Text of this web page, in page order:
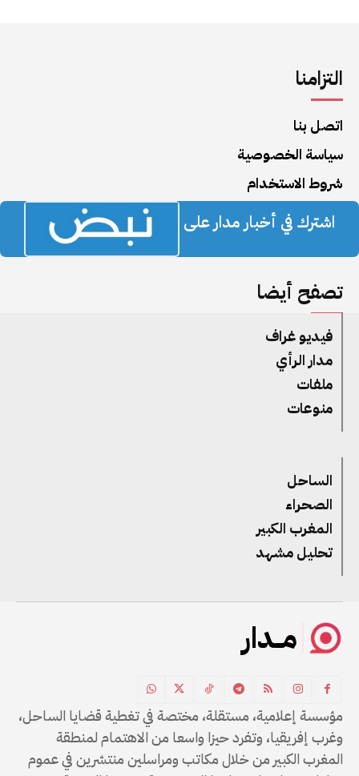
التزامنا
اتصل بنا
سياسة الخصوصية
شروط الاستخدام
اشترك في أخبار مدار على
تصفح أيضا
فيديو غراف
مدار الرأي
ملفات
منوعات
الساحل
الصحراء
المغرب الكبير
تحليل مشهد
مــدار
مؤسسة إعلامية، مستقلة، مختصة في تغطية قضايا الساحل،
وغرب إفريقيا، وتفرد حيزا واسعا من الاهتمام لمنطقة
المغرب الكبير من خلال مكاتب ومراسلين منتشرين في عموم